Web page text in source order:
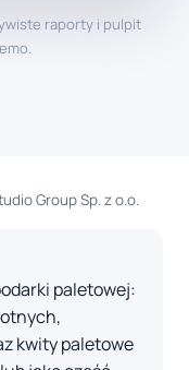
raporty i pulpit
Group Sp. z o.o.
paletowej:
kwity paletowe